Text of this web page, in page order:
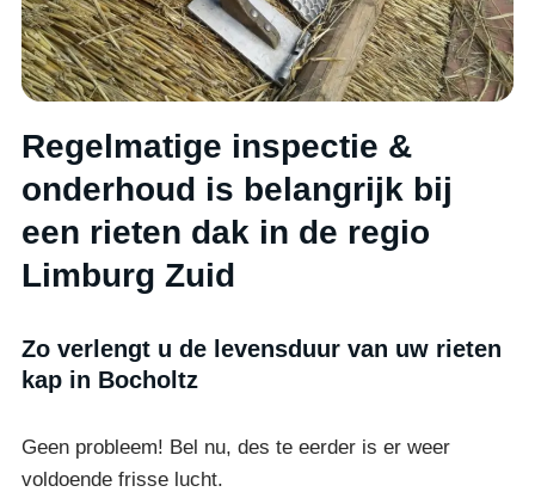
Regelmatige inspectie &
onderhoud is belangrijk bij
een rieten dak in de regio
Limburg Zuid
Zo verlengt u de levensduur van uw rieten
kap in Bocholtz
Geen probleem! Bel nu, des te eerder is er weer
voldoende frisse lucht.